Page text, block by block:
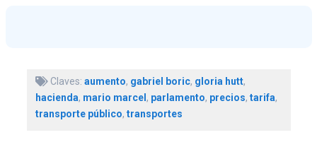
Claves: aumento, gabriel boric, gloria hutt,
hacienda, mario marcel, parlamento, precios, tarifa,
transporte público, transportes